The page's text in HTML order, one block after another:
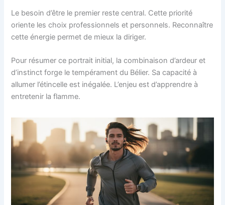
Le besoin d’être le premier reste central. Cette priorité
oriente les choix professionnels et personnels. Reconnaître
cette énergie permet de mieux la diriger.
Pour résumer ce portrait initial, la combinaison d’ardeur et
d’instinct forge le tempérament du Bélier. Sa capacité à
allumer l’étincelle est inégalée. L’enjeu est d’apprendre à
entretenir la flamme.